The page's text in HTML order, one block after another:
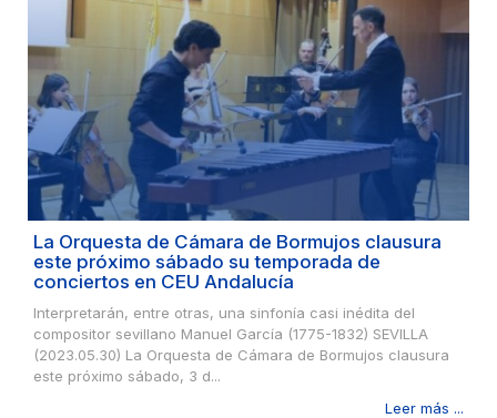
La Orquesta de Cámara de Bormujos clausura
este próximo sábado su temporada de
conciertos en CEU Andalucía
Interpretarán, entre otras, una sinfonía casi inédita del
compositor sevillano Manuel García (1775-1832) SEVILLA
(2023.05.30) La Orquesta de Cámara de Bormujos clausura
este próximo sábado, 3 d...
Leer más ...